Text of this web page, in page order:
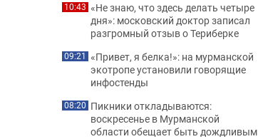
10:43 «Не знаю, что здесь делать четыре
дня»: московский доктор записал
разгромный отзыв о Териберке
09:21 «Привет, я белка!»: на мурманской
экотропе установили говорящие
инфостенды
08:20 Пикники откладываются:
воскресенье в Мурманской
области обещает быть дождливым